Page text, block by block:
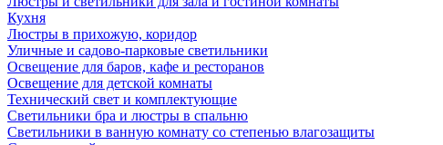
Кухня
Люстры в прихожую, коридор
Уличные и садово-парковые светильники
Освещение для баров, кафе и ресторанов
Освещение для детской комнаты
Технический свет и комплектующие
Светильники бра и люстры в спальню
Светильники в ванную комнату со степенью влагозащиты